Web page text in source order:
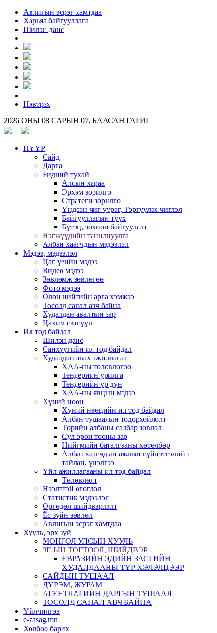
Авлигын эсрэг хамтдаа
Харьяа байгууллага
Шилэн данс
|
|
Нэвтрэх
2026 ОНЫ 08 САРЫН 07, БААСАН ГАРИГ
НҮҮР
Сайд
Дарга
Бидний тухай
Алсын хараа
Эрхэм зорилго
Стратеги зорилго
Үндсэн чиг үүрэг, Тэргүүлэх чиглэл
Байгууллагын түүх
Бүтэц, зохион байгуулалт
Нэгжүүдийн танилцуулга
Албан хаагчдын мэдээлэл
Мэдээ, мэдээлэл
Цаг үеийн мэдээ
Видео мэдээ
Зөвлөмж зөвлөгөө
Фото мэдээ
Олон нийтийн арга хэмжээ
Төсөлд санал авч байна
Худалдан авалтын зар
Цахим сэтгүүл
Ил тод байдал
Шилэн данс
Санхүүгийн ил тод байдал
Худалдан авах ажиллагаа
ХАА-ны төлөвлөгөө
Тендерийн урилга
Тендерийн үр дүн
ХАА-ны явцын мэдээ
Хүний нөөц
Хүний нөөцийн ил тод байдал
Албан тушаалын тодорхойлолт
Төрийн албаны салбар зөвлөл
Сул орон тооны зар
Нийгмийн баталгааны хөтөлбөр
Албан хаагчдын ажлын гүйцэтгэлийн
тайлан, үнэлгээ
Үйл ажиллагааны ил тод байдал
Төлөвлөлт
Нээлттэй өгөгдөл
Статистик мэдээлэл
Өргөдөл шийдвэрлэлт
Ёс зүйн зөвлөл
Авлигын эсрэг хамтдаа
Хууль, эрх зүй
МОНГОЛ УЛСЫН ХУУЛЬ
ЗГ-ЫН ТОГТООЛ, ШИЙДВЭР
ЕВРАЗИЙН ЭДИЙН ЗАСГИЙН
ХУДАЛДААНЫ ТҮР ХЭЛЭЛЦЭЭР
САЙДЫН ТУШААЛ
ДҮРЭМ, ЖУРАМ
АГЕНТЛАГИЙН ДАРГЫН ТУШААЛ
ТӨСӨЛД САНАЛ АВЧ БАЙНА
Үйлчилгээ
e-zasag.mn
Холбоо барих